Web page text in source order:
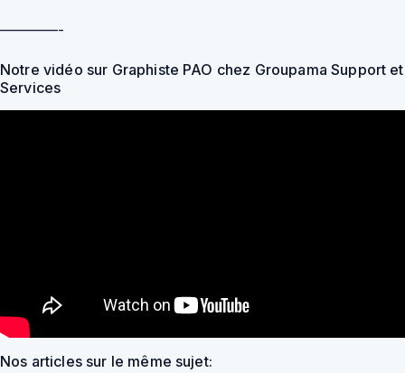
————-
Notre vidéo sur Graphiste PAO chez Groupama Support et
Services
Nos articles sur le même sujet: